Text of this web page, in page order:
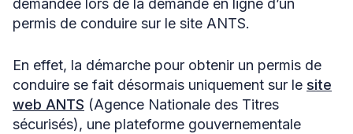
permis de conduire sur le site ANTS.
En effet, la démarche pour obtenir un permis de
conduire se fait désormais uniquement sur le site
web ANTS (Agence Nationale des Titres
sécurisés), une plateforme gouvernementale